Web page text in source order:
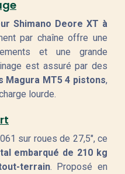
Shimano Deore XT à
par chaîne offre une
et une grande
est assuré par des
Magura MT5 4 pistons,
lourde.
sur roues de 27,5", ce
embarqué de 210 kg
terrain. Proposé en